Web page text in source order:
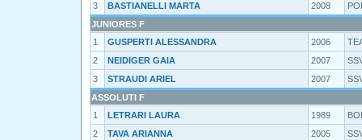
3
BASTIANELLI MARTA 2008
JUNIORES F
1
GUSPERTI ALESSANDRA 2006
2
NEIDIGER GAIA 2007
3
STRAUDI ARIEL 2007
ASSOLUTI F
1
LETRARI LAURA 1989
2
TAVA ARIANNA 2005